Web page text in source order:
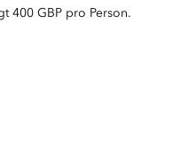
400 GBP pro Person.